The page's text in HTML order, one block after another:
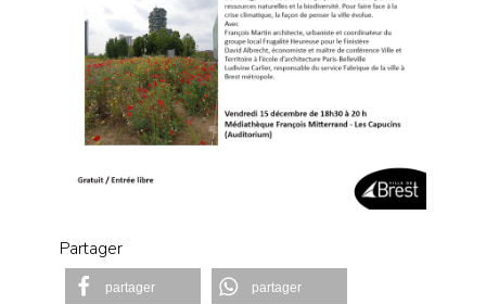
Partager
partager partager